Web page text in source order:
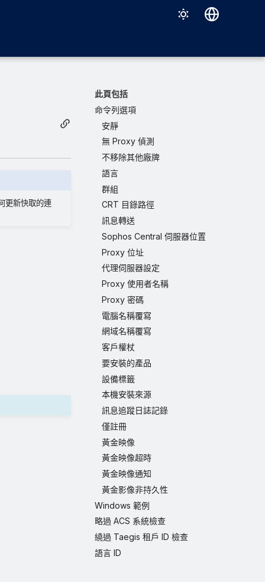
此頁包括
命令列選項
安靜
無 Proxy 偵測
不移除其他廠牌
語言
群組
CRT 目錄路徑
訊息轉送
Sophos Central 伺服器位置
Proxy 位址
代理伺服器設定
Proxy 使用者名稱
Proxy 密碼
電腦名稱覆寫
網域名稱覆寫
客戶權杖
要安裝的產品
設備標籤
本機安裝來源
訊息追蹤日誌記錄
僅註冊
黃金映像
黃金映像超時
黃金映像通知
黃金影像非持久性
Windows 範例
略過 ACS 系統檢查
繞過 Taegis 租戶 ID 檢查
語言 ID
更新快取的連